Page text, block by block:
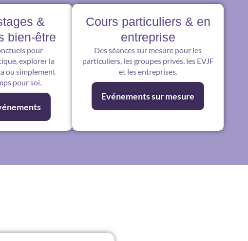
&
bien-être
pour
explorer la
ou simplement
pour soi.
Cours particuliers & en
entreprise
Des séances sur mesure pour les
particuliers, les groupes privés, les EVJF
et les entreprises.
Evénements sur mesure